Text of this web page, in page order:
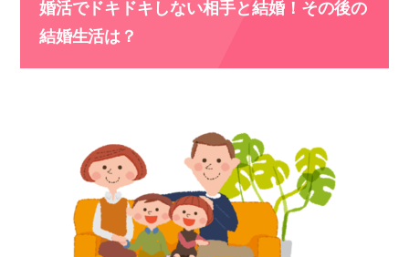
婚活でドキドキしない相手と結婚！その後の
結婚生活は？